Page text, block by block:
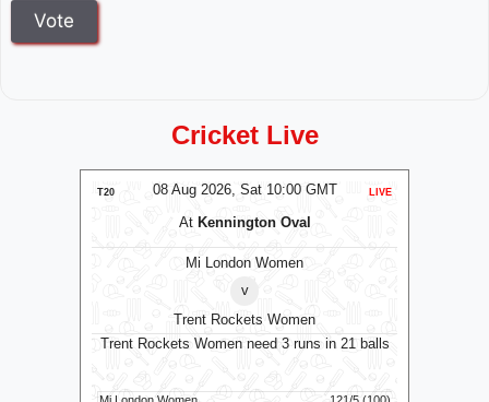
Cricket Live
08 Aug 2026, Sat 10:00 GMT
T20 LIVE
At Kennington Oval
Mi London Women
v
Trent Rockets Women
Trent Rockets Women need 3 runs in 21 balls